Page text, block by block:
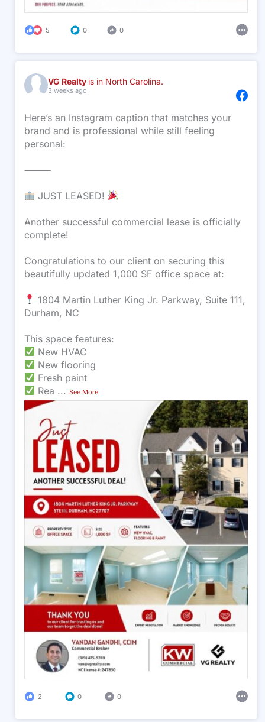
5 0 0
VG Realty is in North Carolina.
3 weeks ago
Here’s an Instagram caption that matches your
brand and is professional while still feeling
personal:
⸻
JUST LEASED!
Another successful commercial lease is officially
complete!
Congratulations to our client on securing this
beautifully updated 1,000 SF office space at:
1804 Martin Luther King Jr. Parkway, Suite 111,
Durham, NC
This space features:
New HVAC
New flooring
Fresh paint
Rea ...See More
2 0 0